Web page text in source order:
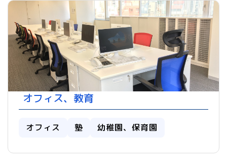
オフィス、教育
オフィス 塾 幼稚園、保育園